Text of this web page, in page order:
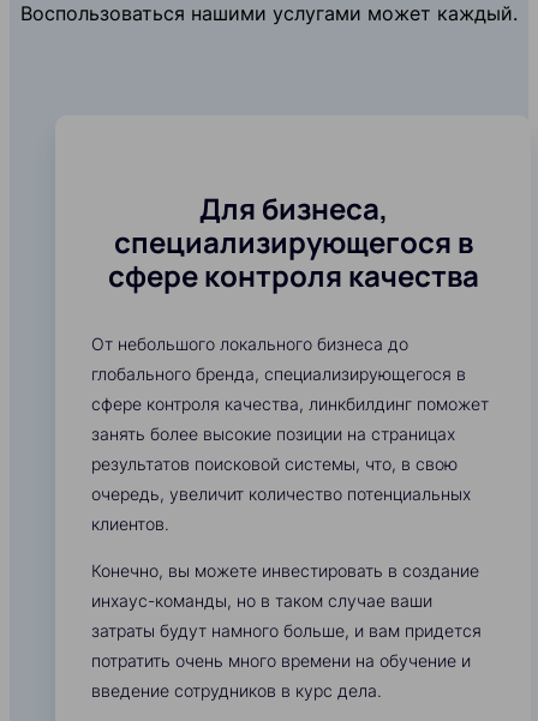
Воспользоваться нашими услугами может каждый.
Для бизнеса,
специализирующегося в
сфере контроля качества
От небольшого локального бизнеса до
глобального бренда, специализирующегося в
сфере контроля качества, линкбилдинг поможет
занять более высокие позиции на страницах
результатов поисковой системы, что, в свою
очередь, увеличит количество потенциальных
клиентов.
Конечно, вы можете инвестировать в создание
инхаус-команды, но в таком случае ваши
затраты будут намного больше, и вам придется
потратить очень много времени на обучение и
введение сотрудников в курс дела.